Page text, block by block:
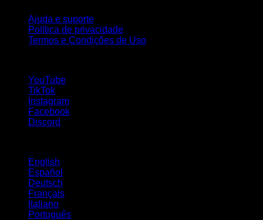
Ajuda e suporte
Política de privacidade
Termos e Condições de Uso
YouTube
TikTok
Instagram
Facebook
Discord
English
Español
Deutsch
Français
Italiano
Português